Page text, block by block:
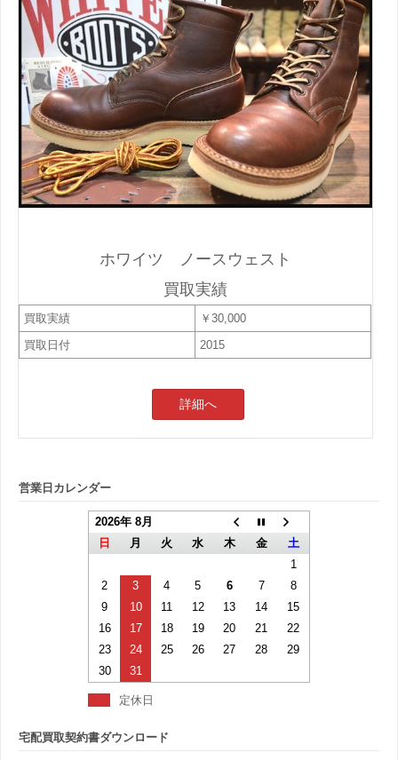
ホワイツ ノースウェスト
買取実績
買取実績
￥30,000
買取日付
2015
詳細へ
営業日カレンダー
2026年 8月
日
月 火 水 木 金
土
1
2
3 4 5 6 7
8
9
10 11 12 13 14
15
16
17 18 19 20 21
22
23
24 25 26 27 28
29
30
31
定休日
宅配買取契約書ダウンロード